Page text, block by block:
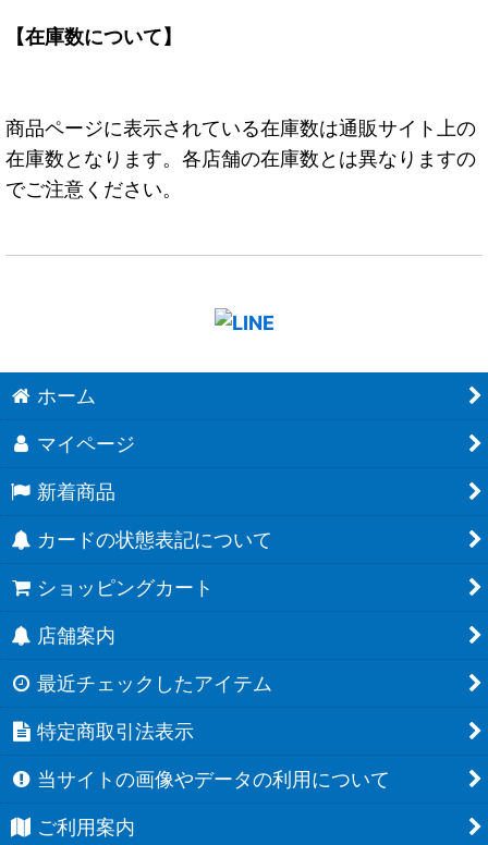
【在庫数について】
商品ページに表示されている在庫数は通販サイト上の
在庫数となります。各店舗の在庫数とは異なりますの
でご注意ください。
ホーム
マイページ
新着商品
カードの状態表記について
ショッピングカート
店舗案内
最近チェックしたアイテム
特定商取引法表示
当サイトの画像やデータの利用について
ご利用案内